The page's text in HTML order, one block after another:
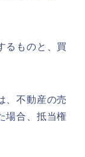
るものと、買
、不動産の売
場合、抵当権